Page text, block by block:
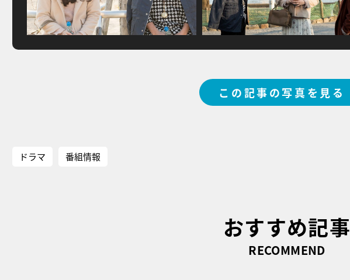
この記事の写真を見る
ドラマ 番組情報
おすすめ記事
RECOMMEND